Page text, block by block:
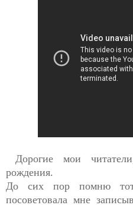
Дорогие мои
рождения.
До сих пор помню
посоветовала мне